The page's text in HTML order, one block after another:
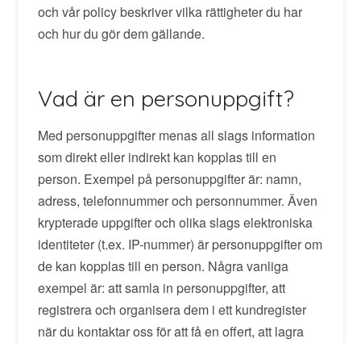
och vår policy beskriver vilka rättigheter du har
och hur du gör dem gällande.
Vad är en personuppgift?
Med personuppgifter menas all slags information
som direkt eller indirekt kan kopplas till en
person. Exempel på personuppgifter är: namn,
adress, telefonnummer och personnummer. Även
krypterade uppgifter och olika slags elektroniska
identiteter (t.ex. IP-nummer) är personuppgifter om
de kan kopplas till en person. Några vanliga
exempel är: att samla in personuppgifter, att
registrera och organisera dem i ett kundregister
när du kontaktar oss för att få en offert, att lagra